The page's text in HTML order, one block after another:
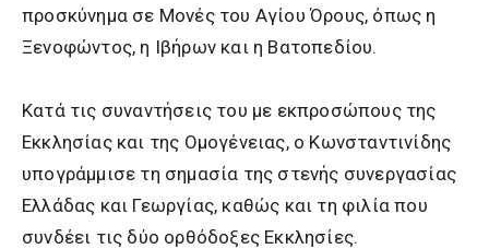
προσκύνημα σε Μονές του Αγίου Όρους, όπως η
Ξενοφώντος, η Ιβήρων και η Βατοπεδίου.
Κατά τις συναντήσεις του με εκπροσώπους της
Εκκλησίας και της Ομογένειας, ο Κωνσταντινίδης
υπογράμμισε τη σημασία της στενής συνεργασίας
Ελλάδας και Γεωργίας, καθώς και τη φιλία που
συνδέει τις δύο ορθόδοξες Εκκλησίες.